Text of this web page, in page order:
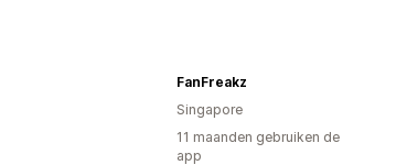
FanFreakz
Singapore
11 maanden gebruiken de
app